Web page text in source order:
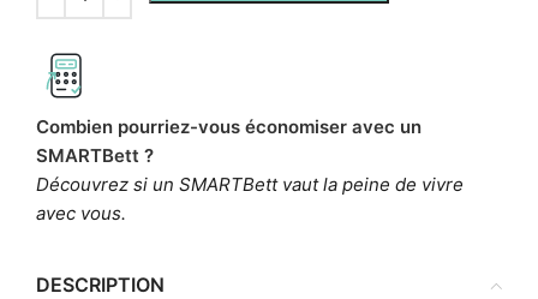
Combien pourriez-vous économiser avec un
SMARTBett ?
Découvrez si un SMARTBett vaut la peine de vivre
avec vous.
DESCRIPTION